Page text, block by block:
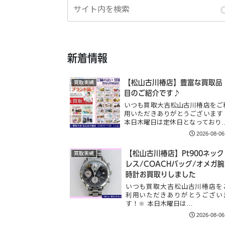
新着情報
買取実績
【松山古川椿店】豊富な買取品
目のご紹介です♪
いつも買取大吉松山古川椿店をご
用いただきありがとうございます
本日木曜日は定休日となっており…
2026-08-06
買取実績
【松山古川椿店】Pt900ネック
レス/COACHバッグ/オメガ腕
時計お買取りしました
いつも買取大吉松山古川椿店を
利用いただきありがとうござい
す！🔆 本日木曜日は…
2026-08-06